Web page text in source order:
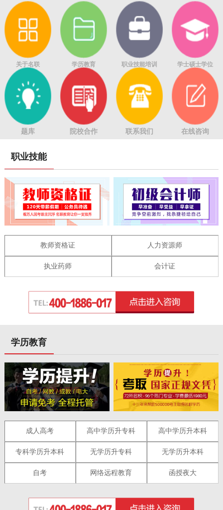
关于名联 学历教育 职业技能培训 学士硕士学位
题库 院校合作 联系我们 在线咨询
职业技能
教师资格证 人力资源师
执业药师 会计证
学历教育
成人高考 高中学历升专科 高中学历升本科
专科学历升本科 无学历升专科 无学历升本科
自考 网络远程教育 函授夜大